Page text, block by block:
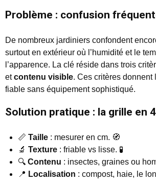
Problème : confusion
De nombreux jardiniers confondent
surtout en extérieur où l’humidité et le
l’apparence. La clé réside dans trois
etcontenu visible. Ces critères donnent
fiable sans équipement sophistiqué.
Solution pratique : la grille en
📏 Taille : mesurer en cm. 🧭
🔬 Texture : friable vs lisse. 🧪
🔍 Contenu : insectes, graines ou
📍 Localisation : compost, haie, le